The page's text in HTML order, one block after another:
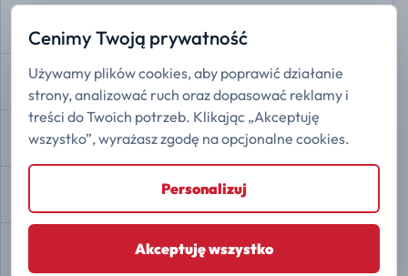
Dostępne
Stabilizacja toru jazdy ESP
Dostępne
Ostrzeganie przed opuszczeniem pasa
Dostępne
Przednie czujniki radarowe
Cenimy Twoją prywatność
Używamy plików cookies, aby poprawić działanie
strony, analizować ruch oraz dopasować reklamy i
treści do Twoich potrzeb. Klikając „Akceptuję
wszystko”, wyrażasz zgodę na opcjonalne cookies.
Personalizuj
Akceptuję wszystko